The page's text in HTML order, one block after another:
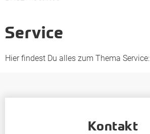
Service
Hier findest Du alles zum Thema Service:
Kontakt